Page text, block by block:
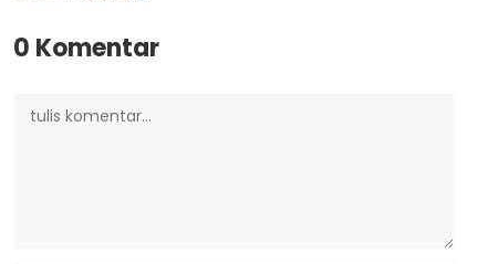
0 Komentar